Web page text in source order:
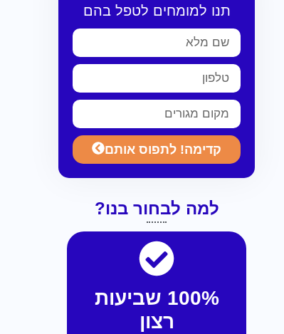
תנו למומחים לטפל בהם
קדימה! לתפוס אותם
למה לבחור בנו?
100% שביעות
רצון